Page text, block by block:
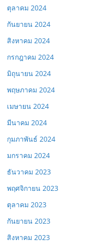
ตุลาคม 2024
กันยายน 2024
สิงหาคม 2024
กรกฎาคม 2024
มิถุนายน 2024
พฤษภาคม 2024
เมษายน 2024
มีนาคม 2024
กุมภาพันธ์ 2024
มกราคม 2024
ธันวาคม 2023
พฤศจิกายน 2023
ตุลาคม 2023
กันยายน 2023
สิงหาคม 2023